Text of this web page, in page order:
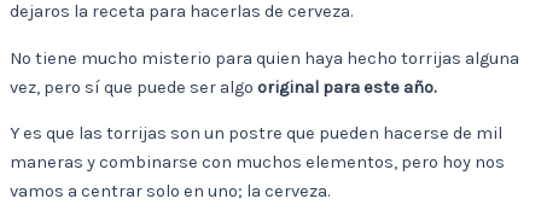
dejaros la receta para hacerlas de cerveza.
No tiene mucho misterio para quien haya hecho torrijas alguna
vez, pero sí que puede ser algo original para este año.
Y es que las torrijas son un postre que pueden hacerse de mil
maneras y combinarse con muchos elementos, pero hoy nos
vamos a centrar solo en uno; la cerveza.